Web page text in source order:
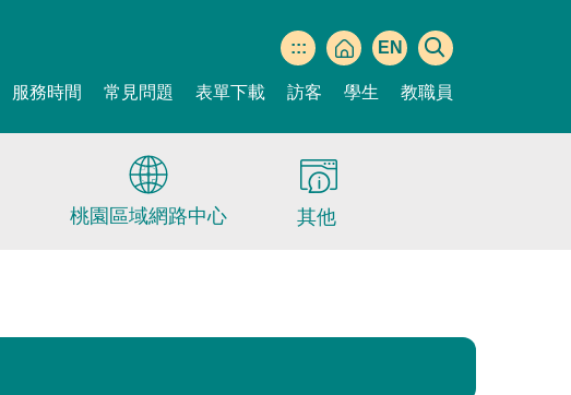
::: EN
服務時間 常見問題 表單下載 訪客 學生 教職員
桃園區域網路中心 其他